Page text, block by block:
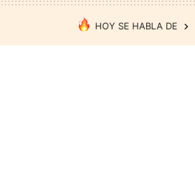
HOY SE HABLA DE